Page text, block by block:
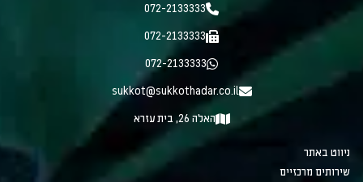
072-2133333
072-2133333
072-2133333
sukkot@sukkothadar.co.il
האלה 26, בית עזרא
ניווט באתר
שירותים מרכזיים